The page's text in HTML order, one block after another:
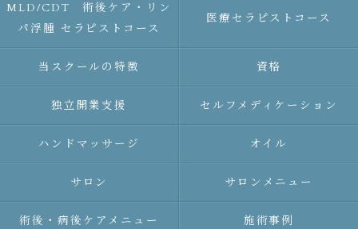
MLD/CDT 術後ケア・リン
パ浮腫 セラピストコース
医療セラピストコース
当スクールの特徴 資格
独立開業支援 セルフメディケーション
ハンドマッサージ オイル
サロン サロンメニュー
術後・病後ケアメニュー 施術事例